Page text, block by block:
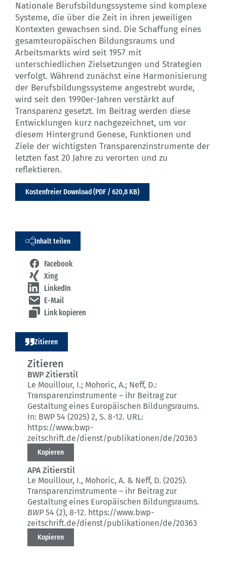
Nationale Berufsbildungssysteme sind komplexe
Systeme, die über die Zeit in ihren jeweiligen
Kontexten gewachsen sind. Die Schaffung eines
gesamteuropäischen Bildungsraums und
Arbeitsmarkts wird seit 1957 mit
unterschiedlichen Zielsetzungen und Strategien
verfolgt. Während zunächst eine Harmonisierung
der Berufsbildungssysteme angestrebt wurde,
wird seit den 1990er-Jahren verstärkt auf
Transparenz gesetzt. Im Beitrag werden diese
Entwicklungen kurz nachgezeichnet, um vor
diesem Hintergrund Genese, Funktionen und
Ziele der wichtigsten Transparenzinstrumente der
letzten fast 20 Jahre zu verorten und zu
reflektieren.
Kostenfreier Download (PDF / 620,8 KB)
Inhalt teilen
Facebook
Xing
LinkedIn
E-Mail
Link kopieren
Zitieren
Zitieren
BWP Zitierstil
Le Mouillour, I.; Mohoric, A.; Neff, D.:
Transparenzinstrumente – ihr Beitrag zur
Gestaltung eines Europäischen Bildungsraums.
In: BWP 54 (2025) 2, S. 8-12. URL:
https://www.bwp-
zeitschrift.de/dienst/publikationen/de/20363
Kopieren
APA Zitierstil
Le Mouillour, I., Mohoric, A. & Neff, D. (2025).
Transparenzinstrumente – ihr Beitrag zur
Gestaltung eines Europäischen Bildungsraums.
BWP54 (2), 8-12. https://www.bwp-
zeitschrift.de/dienst/publikationen/de/20363
Kopieren